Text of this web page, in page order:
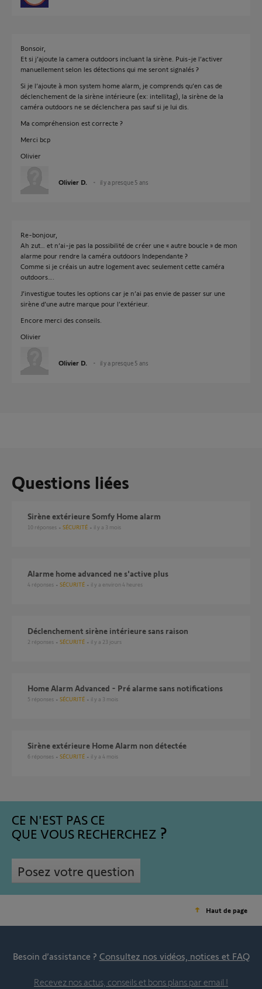
Bonsoir,
Et si j’ajoute la camera outdoors incluant la sirène. Puis-je l’activer
manuellement selon les détections qui me seront signalés ?
Si je l’ajoute à mon system home alarm, je comprends qu’en cas de
déclenchement de la sirène intérieure (ex: intellitag), la sirène de la
caméra outdoors ne se déclenchera pas sauf si je lui dis.
Ma compréhension est correcte ?
Merci bcp
Olivier
Olivier D. il y a presque 5 ans
Re-bonjour,
Ah zut… et n’ai-je pas la possibilité de créer une « autre boucle » de mon
alarme pour rendre la caméra outdoors Independante ?
Comme si je créais un autre logement avec seulement cette caméra
outdoors….
J’investigue toutes les options car je n’ai pas envie de passer sur une
sirène d’une autre marque pour l’extérieur.
Encore merci des conseils.
Olivier
Olivier D. il y a presque 5 ans
Questions liées
Sirène extérieure Somfy Home alarm
10 réponses SÉCURITÉ il y a 3 mois
Alarme home advanced ne s'active plus
4 réponses SÉCURITÉ il y a environ 4 heures
Déclenchement sirène intérieure sans raison
2 réponses SÉCURITÉ il y a 23 jours
Home Alarm Advanced - Pré alarme sans notifications
5 réponses SÉCURITÉ il y a 3 mois
Sirène extérieure Home Alarm non détectée
6 réponses SÉCURITÉ il y a 4 mois
CE N'EST PAS CE
QUE VOUS RECHERCHEZ
Posez votre question
Haut de page
Besoin d’assistance ? Consultez nos vidéos, notices et FAQ
Recevez nos actus, conseils et bons plans par email !